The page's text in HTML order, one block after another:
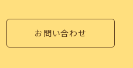
お問い合わせ